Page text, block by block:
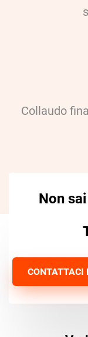
Collaudo
Non
CONTATTACI